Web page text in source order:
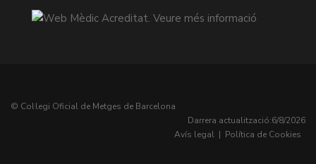
© Col·legi Oficial de Metges de Barcelona
Darrera actualització:6/8/2026
Avís legal | Política de Cookies